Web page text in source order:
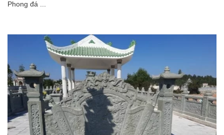
Phong đá ...